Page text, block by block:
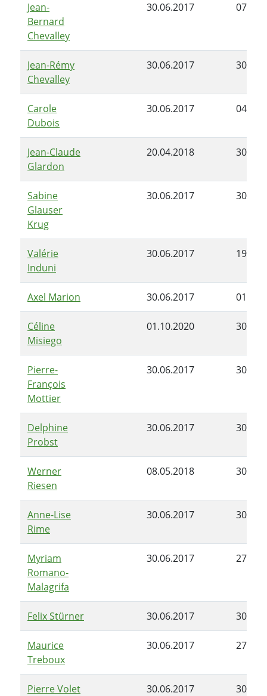
Jean-
Bernard
Chevalley
30.06.2017
Jean-Rémy
Chevalley
30.06.2017
Carole
Dubois
30.06.2017
Jean-Claude
Glardon
20.04.2018
Sabine
Glauser
Krug
30.06.2017
Valérie
Induni
30.06.2017
Axel Marion 30.06.2017
Céline
Misiego
01.10.2020
Pierre-
François
Mottier
30.06.2017
Delphine
Probst
30.06.2017
Werner
Riesen
08.05.2018
Anne-Lise
Rime
30.06.2017
Myriam
Romano-
Malagrifa
30.06.2017
Felix Stürner 30.06.2017
Maurice
Treboux
30.06.2017
Pierre Volet 30.06.2017